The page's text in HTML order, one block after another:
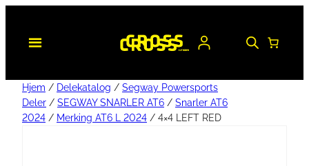
Hjem / Delekatalog / Segway Powersports
Deler / SEGWAY SNARLER AT6 / Snarler AT6
2024 / Merking AT6 L 2024 / 4×4 LEFT RED